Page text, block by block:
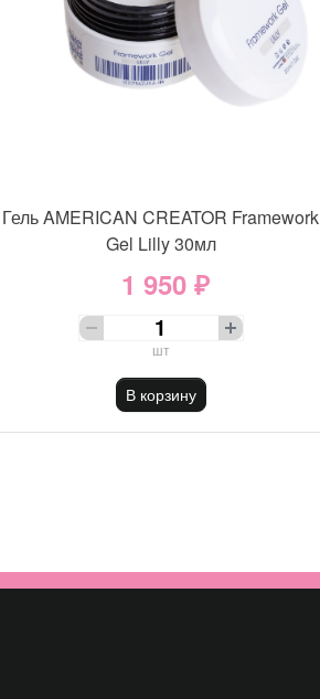
Гель AMERICAN CREATOR Framework
Gel Lilly 30мл
1 950 ₽
шт
В корзину